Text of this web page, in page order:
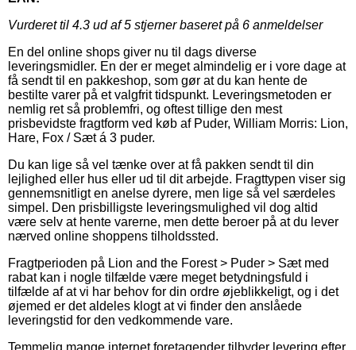
Vurderet til 4.3 ud af 5 stjerner baseret på 6 anmeldelser
En del online shops giver nu til dags diverse
leveringsmidler. En der er meget almindelig er i vore dage at
få sendt til en pakkeshop, som gør at du kan hente de
bestilte varer på et valgfrit tidspunkt. Leveringsmetoden er
nemlig ret så problemfri, og oftest tillige den mest
prisbevidste fragtform ved køb af Puder, William Morris: Lion,
Hare, Fox / Sæt á 3 puder.
Du kan lige så vel tænke over at få pakken sendt til din
lejlighed eller hus eller ud til dit arbejde. Fragttypen viser sig
gennemsnitligt en anelse dyrere, men lige så vel særdeles
simpel. Den prisbilligste leveringsmulighed vil dog altid
være selv at hente varerne, men dette beroer på at du lever
nærved online shoppens tilholdssted.
Fragtperioden på Lion and the Forest > Puder > Sæt med
rabat kan i nogle tilfælde være meget betydningsfuld i
tilfælde af at vi har behov for din ordre øjeblikkeligt, og i det
øjemed er det aldeles klogt at vi finder den anslåede
leveringstid for den vedkommende vare.
Temmelig mange internet foretagender tilbyder levering efter